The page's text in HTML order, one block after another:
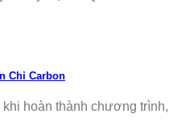
Chỉ Carbon
khi hoàn thành chương trình,